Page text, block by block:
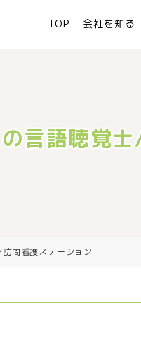
TOP 会社を知る
言語聴覚
問看護ステーション